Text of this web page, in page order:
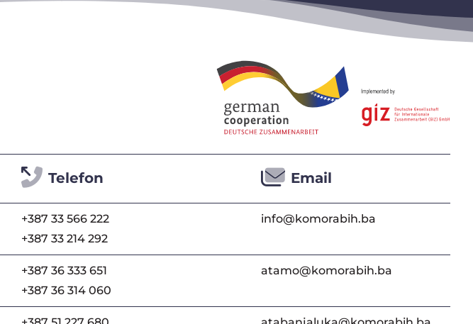
Telefon Email
+387 33 566 222
+387 33 214 292
info@komorabih.ba
+387 36 333 651
+387 36 314 060
atamo@komorabih.ba